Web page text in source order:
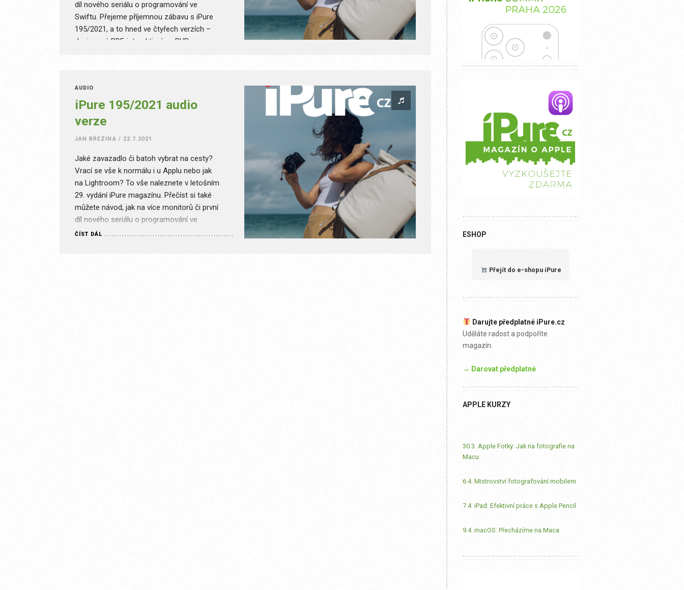
díl nového seriálu o programování ve
Swiftu. Přejeme příjemnou zábavu s iPure
195/2021, a to hned ve čtyřech verzích –
designové PDF, interaktivním ePUB,
AUDIO
iPure 195/2021 audio
verze
JAN BŘEZINA / 22.7.2021
Jaké zavazadlo či batoh vybrat na cesty?
Vrací se vše k normálu i u Applu nebo jak
na Lightroom? To vše naleznete v letošním
29. vydání iPure magazínu. Přečíst si také
můžete návod, jak na více monitorů či první
díl nového seriálu o programování ve
Swiftu. Stránka je určena pouze pro
ČÍST DÁL ESHOP
Přejít do e-shopu iPure
Darujte předplatné iPure.cz
Uděláte radost a podpoříte
magazín.
→ Darovat předplatné
APPLE KURZY
30.3. Apple Fotky: Jak na fotografie na
Macu
6.4. Mistrovství fotografování mobilem
7.4. iPad: Efektivní práce s Apple Pencil
9.4. macOS: Přecházíme na Maca